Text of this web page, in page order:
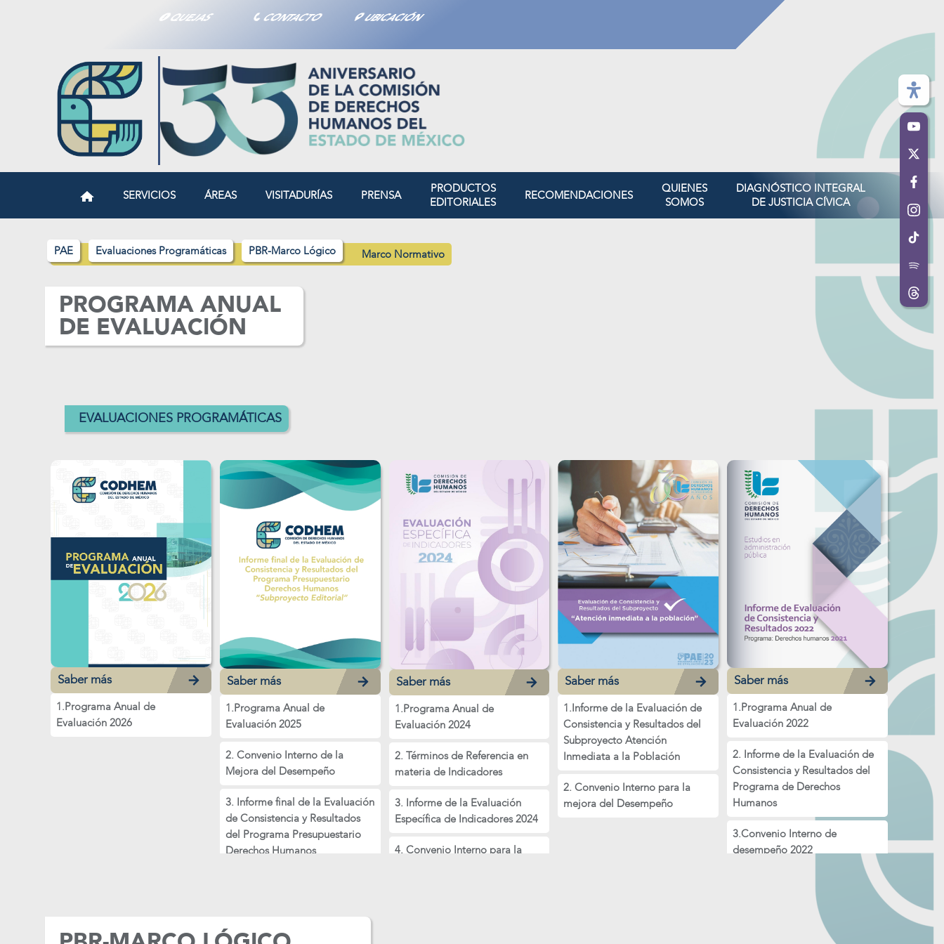
QUEJAS CONTACTO UBICACIÓN
SERVICIOS ÁREAS VISITADURÍAS PRENSA
PRODUCTOS
EDITORIALES
RECOMENDACIONES
QUIENES
SOMOS
DIAGNÓSTICO INTEGRAL
DE JUSTICIA CÍVICA
PAE Evaluaciones Programáticas PBR-Marco Lógico Marco Normativo
PROGRAMA ANUAL
DE EVALUACIÓN
EVALUACIONES PROGRAMÁTICAS
Saber más
1.Programa Anual de
Evaluación 2026
Saber más
1.Programa Anual de
Evaluación 2025
2. Convenio Interno de la
Mejora del Desempeño
3. Informe final de la Evaluación
de Consistencia y Resultados
del Programa Presupuestario
Derechos Humanos
Saber más
1.Programa Anual de
Evaluación 2024
2. Términos de Referencia en
materia de Indicadores
3. Informe de la Evaluación
Específica de Indicadores 2024
4. Convenio Interno para la
Saber más
1.Informe de la Evaluación de
Consistencia y Resultados del
Subproyecto Atención
Inmediata a la Población
2. Convenio Interno para la
mejora del Desempeño
Saber más
1.Programa Anual de
Evaluación 2022
2. Informe de la Evaluación de
Consistencia y Resultados del
Programa de Derechos
Humanos
3.Convenio Interno de
desempeño 2022